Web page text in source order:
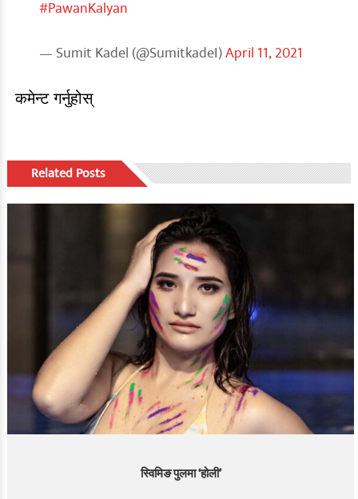
#PawanKalyan
— Sumit Kadel (@SumitkadeI)April 11, 2021
कमेन्ट गर्नुहोस्
Related Posts
स्विमिङ पुलमा ‘होली’